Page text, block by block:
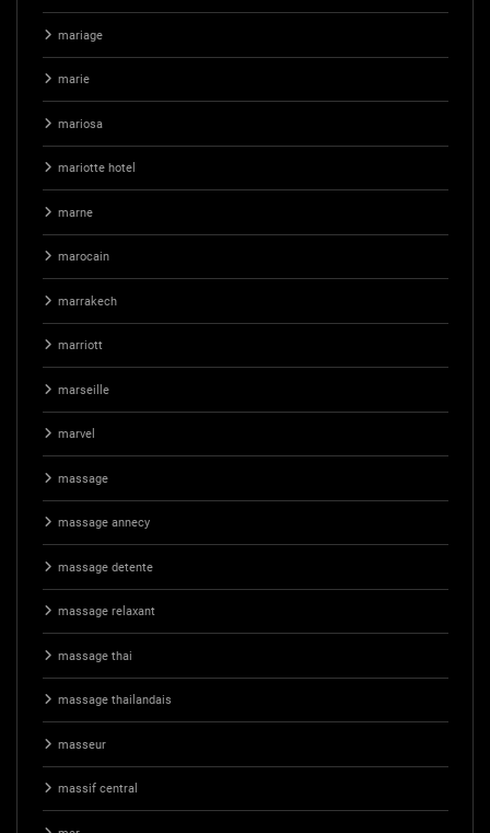
mariage
marie
mariosa
mariotte hotel
marne
marocain
marrakech
marriott
marseille
marvel
massage
massage annecy
massage detente
massage relaxant
massage thai
massage thailandais
masseur
massif central